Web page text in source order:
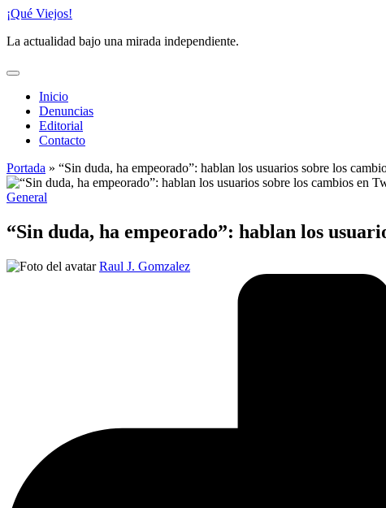
Saltar
contenido
¡Qué Viejos!
La actualidad bajo una mirada independiente.
Inicio
Denuncias
Editorial
Contacto
Portada » “Sin duda, ha empeorado”: hablan los usuarios sobre los
Publicado
General
“Sin duda, ha empeorado”: hablan los
Publicado
Raul J. Gomzalez